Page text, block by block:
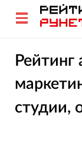
Рейтинг
студии,